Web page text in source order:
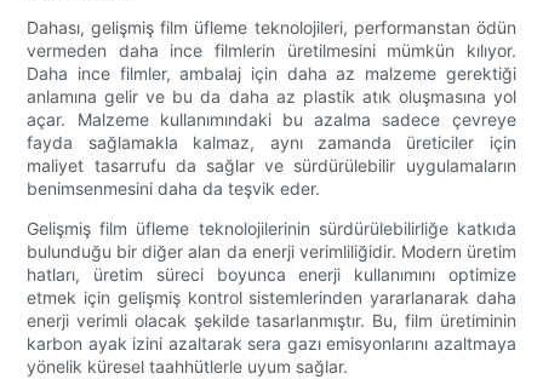
Dahası, gelişmiş film üfleme teknolojileri, performanstan ödün
vermeden daha ince filmlerin üretilmesini mümkün kılıyor.
Daha ince filmler, ambalaj için daha az malzeme gerektiği
anlamına gelir ve bu da daha az plastik atık oluşmasına yol
açar. Malzeme kullanımındaki bu azalma sadece çevreye
fayda sağlamakla kalmaz, aynı zamanda üreticiler için
maliyet tasarrufu da sağlar ve sürdürülebilir uygulamaların
benimsenmesini daha da teşvik eder.
Gelişmiş film üfleme teknolojilerinin sürdürülebilirliğe katkıda
bulunduğu bir diğer alan da enerji verimliliğidir. Modern üretim
hatları, üretim süreci boyunca enerji kullanımını optimize
etmek için gelişmiş kontrol sistemlerinden yararlanarak daha
enerji verimli olacak şekilde tasarlanmıştır. Bu, film üretiminin
karbon ayak izini azaltarak sera gazı emisyonlarını azaltmaya
yönelik küresel taahhütlerle uyum sağlar.